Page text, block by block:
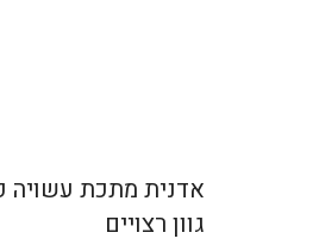
גוון רצויים